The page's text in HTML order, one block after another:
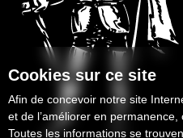
Cookies sur ce site
Afin de concevoir notre site
et de l’améliorer en permanence,
Toutes les informations se